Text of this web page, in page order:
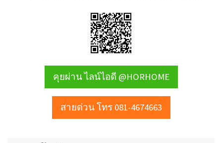
คุยผ่าน ไลน์ไอดี @HORHOME
สายด่วน โทร 081-4674663